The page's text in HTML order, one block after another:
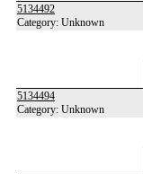
5134492
Category: Unknown
5134494
Category: Unknown